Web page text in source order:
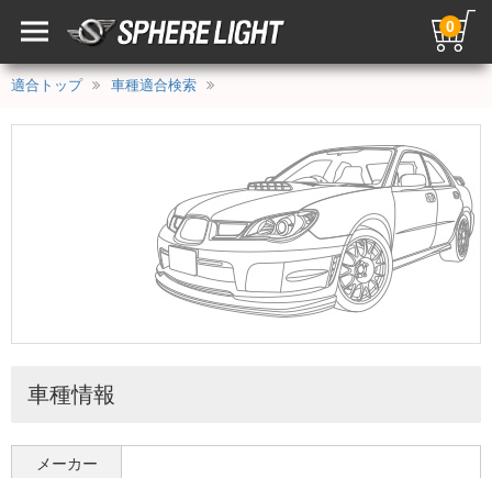
0
適合トップ 車種適合検索
車種情報
メーカー